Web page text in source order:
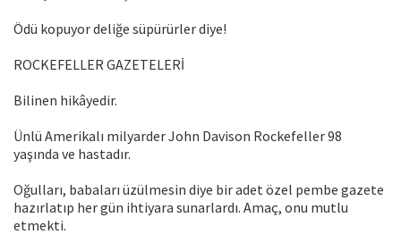
Ödü kopuyor deliğe süpürürler diye!
ROCKEFELLER GAZETELERİ
Bilinen hikâyedir.
Ünlü Amerikalı milyarder John Davison Rockefeller 98
yaşında ve hastadır.
Oğulları, babaları üzülmesin diye bir adet özel pembe gazete
hazırlatıp her gün ihtiyara sunarlardı. Amaç, onu mutlu
etmekti.